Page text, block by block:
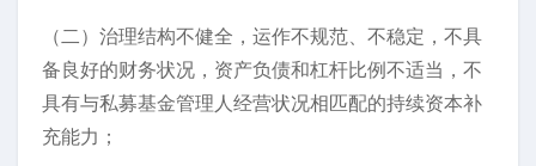
（二）治理结构不健全，运作不规范、不稳定，不具
备良好的财务状况，资产负债和杠杆比例不适当，不
具有与私募基金管理人经营状况相匹配的持续资本补
充能力；